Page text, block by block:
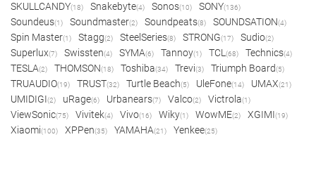
SKULLCANDY(18) Snakebyte(4) Sonos(10) SONY(136)
Soundeus(1) Soundmaster(2) Soundpeats(8) SOUNDSATION(4)
Spin Master(1) Stagg(2) SteelSeries(8) STRONG(17) Sudio(2)
Superlux(7) Swissten(4) SYMA(6) Tannoy(1) TCL (68) Technics(4)
TESLA(2) THOMSON(18) Toshiba(34) Trevi(3) Triumph Board(5)
TRUAUDIO(19) TRUST(32) Turtle Beach(5) UleFone(14) UMAX(21)
UMIDIGI(2) uRage(6) Urbanears(7) Valco(2) Victrola(1)
ViewSonic(75) Vivitek(4) Vivo(16) Wiky(1) WowME(2) XGIMI(19)
Xiaomi(100) XPPen(35) YAMAHA(21) Yenkee(25)